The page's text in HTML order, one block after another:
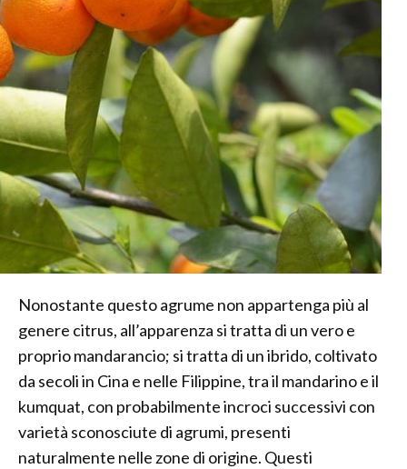
Nonostante questo agrume non appartenga più al
genere citrus, all’apparenza si tratta di un vero e
proprio mandarancio; si tratta di un ibrido, coltivato
da secoli in Cina e nelle Filippine, tra il mandarino e il
kumquat, con probabilmente incroci successivi con
varietà sconosciute di agrumi, presenti
naturalmente nelle zone di origine. Questi